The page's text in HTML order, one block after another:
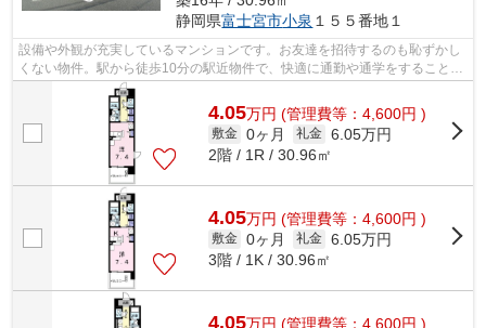
静岡県富士宮市小泉 １５５番地１
設備や外観が充実しているマンションです。お友達を招待するのも恥ずかし
くない物件。駅から徒歩10分の駅近物件で、快適に通勤や通学をすることが
できます。きれいな見た目の外観タイ...
4.05万円 (管理費等：4,600円 )
敷金 0ヶ月 礼金 6.05万円
2階 / 1R / 30.96㎡
4.05万円 (管理費等：4,600円 )
敷金 0ヶ月 礼金 6.05万円
3階 / 1K / 30.96㎡
4.05万円 (管理費等：4,600円 )